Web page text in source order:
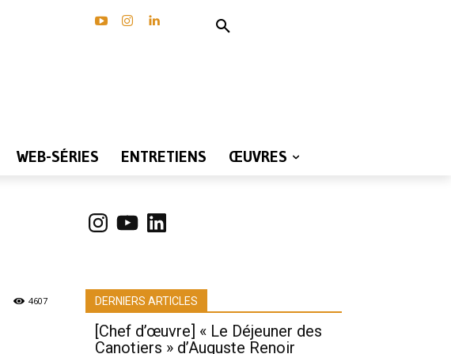
WEB-SÉRIES ENTRETIENS ŒUVRES
4607
Instagram
YouTubeLinkedIn
DERNIERS ARTICLES
[Chef d’œuvre] « Le Déjeuner des
Canotiers » d’Auguste Renoir